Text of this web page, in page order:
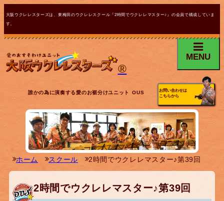
大阪ウクレレスターズは、東梅田のウクレレスクール『2時間でウクレレマスター♪』の会員で構成していま
す。
®
MENU
誰かの為に演奏する愛のお裾分けユニット OUS
お問い合わせは
こちらから
ホーム スクール 2時間でウクレレマスター♪第39回
2時間でウクレレマスター♪第39回